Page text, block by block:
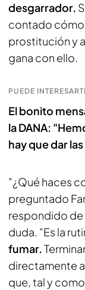
desgarrador.
contado cómo
prostitución y
gana con ello.
PUEDE
El bonito
la DANA:
hay que dar
"¿Qué haces
preguntado
respondido de
duda. "Es la
fumar.
directamente
que, tal y